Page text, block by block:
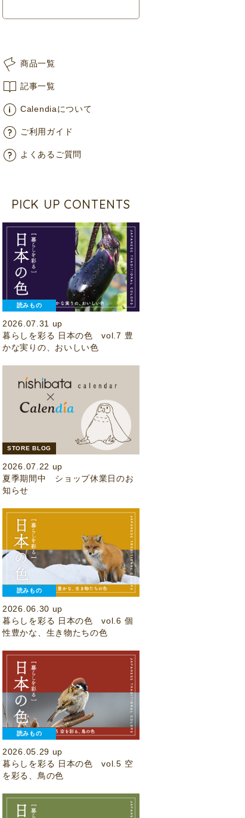
商品一覧
記事一覧
Calendiaについて
ご利用ガイド
よくあるご質問
PICK UP CONTENTS
読みもの
2026.07.31 up
暮らしを彩る 日本の色 vol.7 豊
かな実りの、おいしい色
STORE BLOG
2026.07.22 up
夏季期間中 ショップ休業日のお
知らせ
読みもの
2026.06.30 up
暮らしを彩る 日本の色 vol.6 個
性豊かな、生き物たちの色
読みもの
2026.05.29 up
暮らしを彩る 日本の色 vol.5 空
を彩る、鳥の色